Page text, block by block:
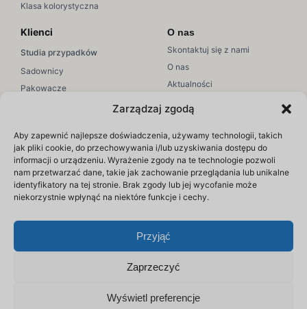
Zarządzaj zgodą
Aby zapewnić najlepsze doświadczenia, używamy technologii, takich
jak pliki cookie, do przechowywania i/lub uzyskiwania dostępu do
informacji o urządzeniu. Wyrażenie zgody na te technologie pozwoli
nam przetwarzać dane, takie jak zachowanie przeglądania lub unikalne
identyfikatory na tej stronie. Brak zgody lub jej wycofanie może
niekorzystnie wpłynąć na niektóre funkcje i cechy.
Przyjąć
Zaprzeczyć
Wyświetl preferencje
Klasa kolorystyczna
Klienci
Studia przypadków
Sadownicy
Pakowacze
Zasoby
Edukacja
Webinaria
Blog
O nas
Skontaktuj się z nami
O nas
Aktualności
Wsparcie
Wsparcie Hectre
Artykuły pomocy
Zaloguj się